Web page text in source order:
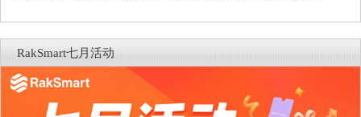
RakSmart七月活动